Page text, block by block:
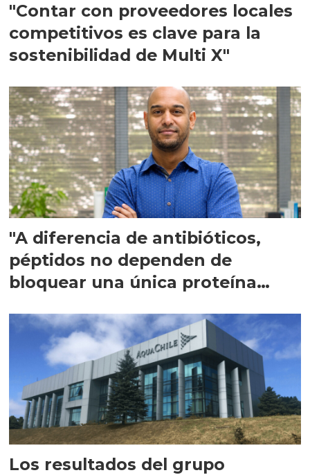
"Contar con proveedores locales
competitivos es clave para la
sostenibilidad de Multi X"
"A diferencia de antibióticos,
péptidos no dependen de
bloquear una única proteína
Los resultados del grupo